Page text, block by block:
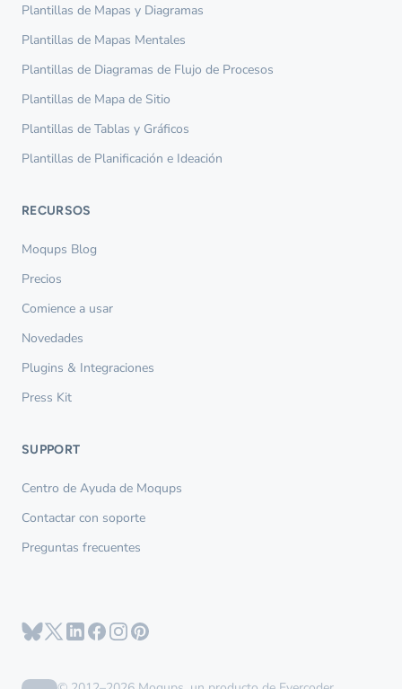
Plantillas de Mapas y Diagramas
Plantillas de Mapas Mentales
Plantillas de Diagramas de Flujo de Procesos
Plantillas de Mapa de Sitio
Plantillas de Tablas y Gráficos
Plantillas de Planificación e Ideación
RECURSOS
Moqups Blog
Precios
Comience a usar
Novedades
Plugins & Integraciones
Press Kit
SUPPORT
Centro de Ayuda de Moqups
Contactar con soporte
Preguntas frecuentes